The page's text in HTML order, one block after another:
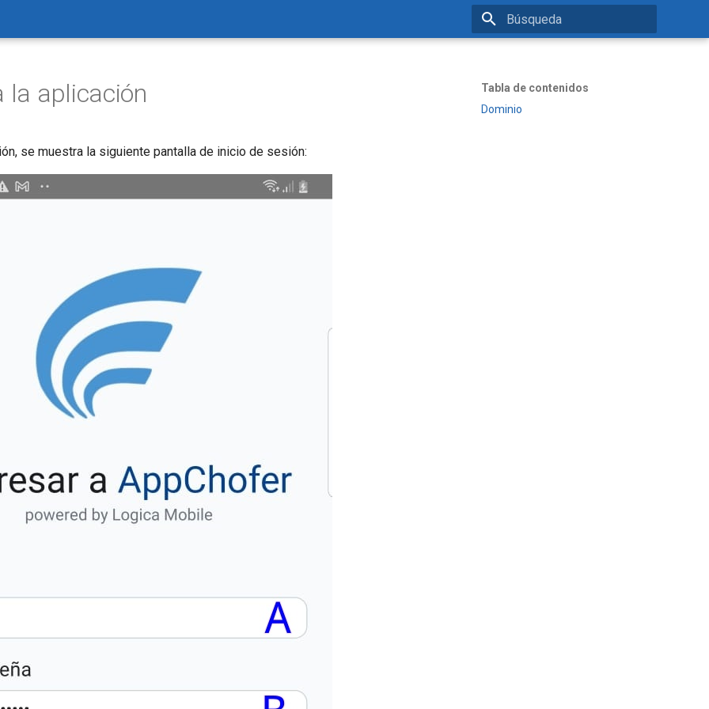
Tabla de contenidos
Dominio
la aplicación
se muestra la siguiente pantalla de inicio de sesión: